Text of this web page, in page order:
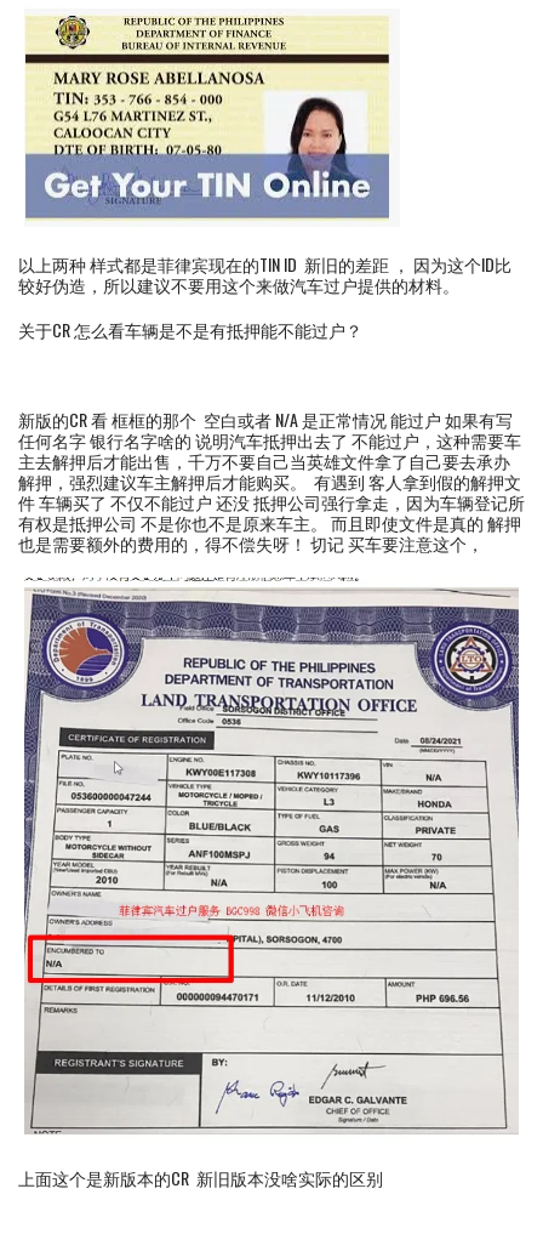
以上两种 样式都是菲律宾现在的TIN ID 新旧的差距 ， 因为这个ID比
较好伪造，所以建议不要用这个来做汽车过户提供的材料。
关于CR 怎么看车辆是不是有抵押能不能过户？
新版的CR 看 框框的那个 空白或者 N/A 是正常情况 能过户 如果有写
任何名字 银行名字啥的 说明汽车抵押出去了 不能过户，这种需要车
主去解押后才能出售，千万不要自己当英雄文件拿了自己要去承办
解押，强烈建议车主解押后才能购买。 有遇到 客人拿到假的解押文
件 车辆买了 不仅不能过户 还没 抵押公司强行拿走，因为车辆登记所
有权是抵押公司 不是你也不是原来车主。 而且即使文件是真的 解押
也是需要额外的费用的，得不偿失呀！ 切记 买车要注意这个，
上面这个是新版本的CR 新旧版本没啥实际的区别